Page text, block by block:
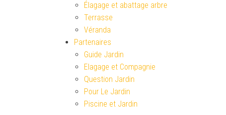
Élagage et abattage arbre
Terrasse
Véranda
Partenaires
Guide Jardin
Elagage et Compagnie
Question Jardin
Pour Le Jardin
Piscine et Jardin